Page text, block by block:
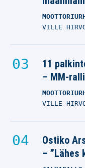
VILLE
11
– MM-
VILLE
Ostiko
– ”Lähes